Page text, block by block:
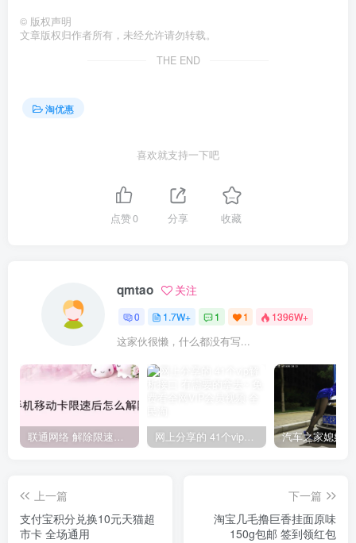
© 版权声明
文章版权归作者所有，未经允许请勿转载。
THE END
淘优惠
喜欢就支持一下吧
点赞0 分享 收藏
qmtao 关注
0 1.7W+ 1 1 1396W+
这家伙很懒，什么都没有写...
联通网络 解除限速方法参考！畅享、畅玩、老白干等及其它地区自测了 网上分享的 41个vip解析接口 有需要的拿去~ 免费看全网VIP会员视频
上一篇
支付宝积分兑换10元天猫超
市卡 全场通用
下一篇
淘宝几毛撸巨香挂面原味
150g包邮 签到领红包